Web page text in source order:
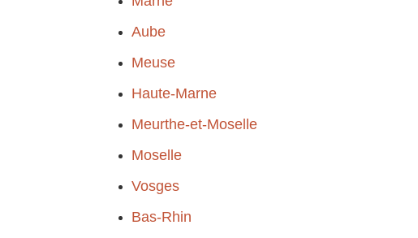
Aube
Meuse
Haute-Marne
Meurthe-et-Moselle
Moselle
Vosges
Bas-Rhin